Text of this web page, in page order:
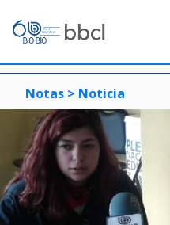
Notas > Noticia